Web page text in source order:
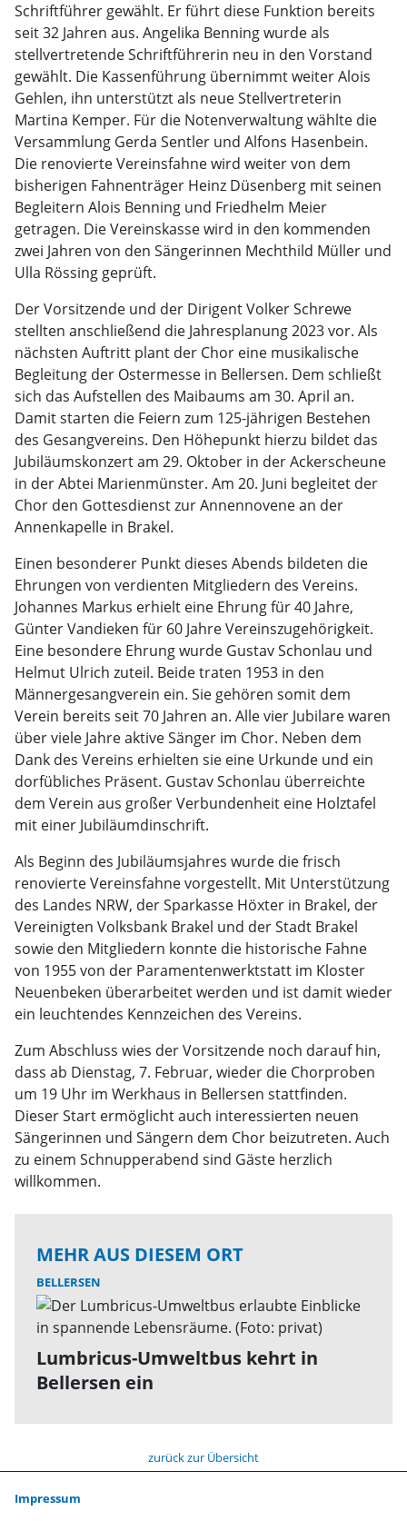
Schriftführer gewählt. Er führt diese Funktion bereits
seit 32 Jahren aus. Angelika Benning wurde als
stellvertretende Schriftführerin neu in den Vorstand
gewählt. Die Kassenführung übernimmt weiter Alois
Gehlen, ihn unterstützt als neue Stellvertreterin
Martina Kemper. Für die Notenverwaltung wählte die
Versammlung Gerda Sentler und Alfons Hasenbein.
Die renovierte Vereinsfahne wird weiter von dem
bisherigen Fahnenträger Heinz Düsenberg mit seinen
Begleitern Alois Benning und Friedhelm Meier
getragen. Die Vereinskasse wird in den kommenden
zwei Jahren von den Sängerinnen Mechthild Müller und
Ulla Rössing geprüft.
Der Vorsitzende und der Dirigent Volker Schrewe
stellten anschließend die Jahresplanung 2023 vor. Als
nächsten Auftritt plant der Chor eine musikalische
Begleitung der Ostermesse in Bellersen. Dem schließt
sich das Aufstellen des Maibaums am 30. April an.
Damit starten die Feiern zum 125-jährigen Bestehen
des Gesangvereins. Den Höhepunkt hierzu bildet das
Jubiläumskonzert am 29. Oktober in der Ackerscheune
in der Abtei Marienmünster. Am 20. Juni begleitet der
Chor den Gottesdienst zur Annennovene an der
Annenkapelle in Brakel.
Einen besonderer Punkt dieses Abends bildeten die
Ehrungen von verdienten Mitgliedern des Vereins.
Johannes Markus erhielt eine Ehrung für 40 Jahre,
Günter Vandieken für 60 Jahre Vereinszugehörigkeit.
Eine besondere Ehrung wurde Gustav Schonlau und
Helmut Ulrich zuteil. Beide traten 1953 in den
Männergesangverein ein. Sie gehören somit dem
Verein bereits seit 70 Jahren an. Alle vier Jubilare waren
über viele Jahre aktive Sänger im Chor. Neben dem
Dank des Vereins erhielten sie eine Urkunde und ein
dorfübliches Präsent. Gustav Schonlau überreichte
dem Verein aus großer Verbundenheit eine Holztafel
mit einer Jubiläumdinschrift.
Als Beginn des Jubiläumsjahres wurde die frisch
renovierte Vereinsfahne vorgestellt. Mit Unterstützung
des Landes NRW, der Sparkasse Höxter in Brakel, der
Vereinigten Volksbank Brakel und der Stadt Brakel
sowie den Mitgliedern konnte die historische Fahne
von 1955 von der Paramentenwerktstatt im Kloster
Neuenbeken überarbeitet werden und ist damit wieder
ein leuchtendes Kennzeichen des Vereins.
Zum Abschluss wies der Vorsitzende noch darauf hin,
dass ab Dienstag, 7. Februar, wieder die Chorproben
um 19 Uhr im Werkhaus in Bellersen stattfinden.
Dieser Start ermöglicht auch interessierten neuen
Sängerinnen und Sängern dem Chor beizutreten. Auch
zu einem Schnupperabend sind Gäste herzlich
willkommen.
MEHR AUS DIESEM ORT
BELLERSEN
Lumbricus-Umweltbus kehrt in
Bellersen ein
zurück zur Übersicht
Impressum